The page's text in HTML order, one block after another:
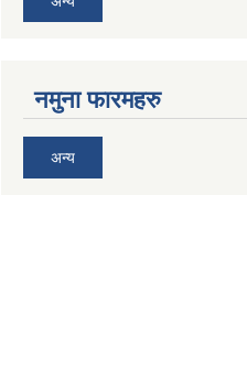
नमुना फारमहरु
अन्य